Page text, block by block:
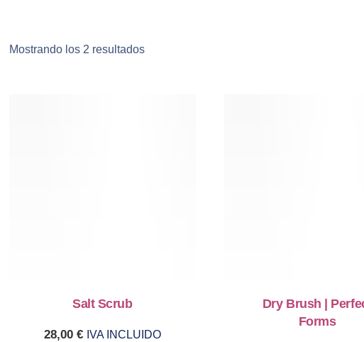
Mostrando los 2 resultados
Salt Scrub
28,00 € IVA INCLUIDO
Dry Brush |
Forms